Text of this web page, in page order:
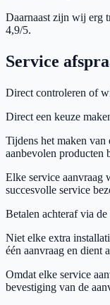
Daarnaast zijn wij erg
4,9/5.
Service
Direct controleren of
Direct een keuze
Tijdens het maken van
aanbevolen producten
Elke service aanvraag
succesvolle service
Betalen achteraf via
Niet elke extra
één aanvraag en dient
Omdat elke service
bevestiging van de